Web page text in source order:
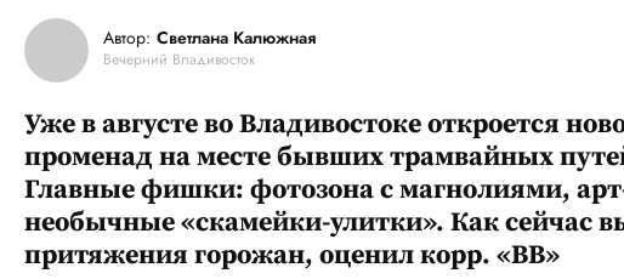
Автор: Светлана Калюжная
Вечерний Владивосток
Уже в августе во Владивостоке откроется
променад на месте бывших трамвайных
Главные фишки: фотозона с магнолиями,
необычные «скамейки-улитки». Как сейчас
притяжения горожан, оценил корр. «ВВ»